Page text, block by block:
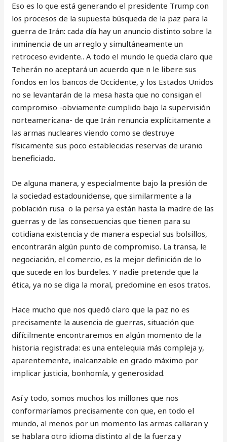
Eso es lo que está generando el presidente Trump con
los procesos de la supuesta búsqueda de la paz para la
guerra de Irán: cada día hay un anuncio distinto sobre la
inminencia de un arreglo y simultáneamente un
retroceso evidente.. A todo el mundo le queda claro que
Teherán no aceptará un acuerdo que n le libere sus
fondos en los bancos de Occidente, y los Estados Unidos
no se levantarán de la mesa hasta que no consigan el
compromiso -obviamente cumplido bajo la supervisión
norteamericana- de que Irán renuncia explícitamente a
las armas nucleares viendo como se destruye
físicamente sus poco establecidas reservas de uranio
beneficiado.
De alguna manera, y especialmente bajo la presión de
la sociedad estadounidense, que similarmente a la
población rusa o la persa ya están hasta la madre de las
guerras y de las consecuencias que tienen para su
cotidiana existencia y de manera especial sus bolsillos,
encontrarán algún punto de compromiso. La transa, le
negociación, el comercio, es la mejor definición de lo
que sucede en los burdeles. Y nadie pretende que la
ética, ya no se diga la moral, predomine en esos tratos.
Hace mucho que nos quedó claro que la paz no es
precisamente la ausencia de guerras, situación que
difícilmente encontraremos en algún momento de la
historia registrada: es una entelequia más compleja y,
aparentemente, inalcanzable en grado máximo por
implicar justicia, bonhomía, y generosidad.
Así y todo, somos muchos los millones que nos
conformaríamos precisamente con que, en todo el
mundo, al menos por un momento las armas callaran y
se hablara otro idioma distinto al de la fuerza y